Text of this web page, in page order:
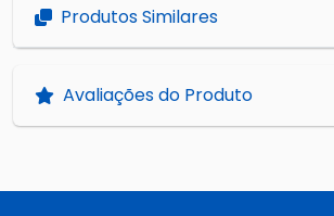
Produtos Similares
Avaliações do Produto